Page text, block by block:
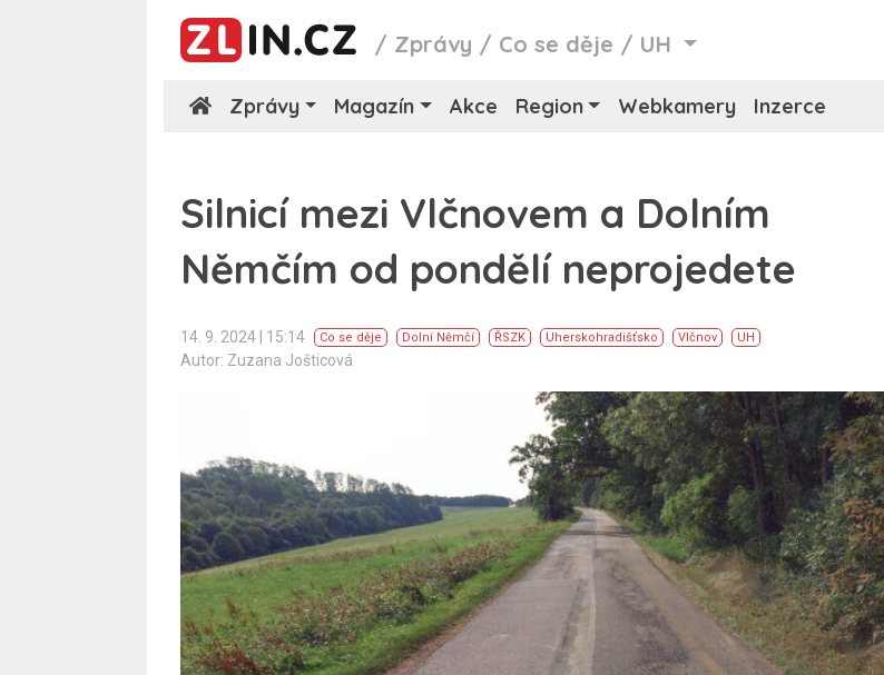
/ Zprávy / Co se děje / UH
Zprávy Magazín Akce Region Webkamery Inzerce
Silnicí mezi Vlčnovem a Dolním
Němčím od pondělí neprojedete
14. 9. 2024 | 15:14 Co se děje Dolní Němčí ŘSZK Uherskohradišťsko Vlčnov UH
Autor: Zuzana Jošticová